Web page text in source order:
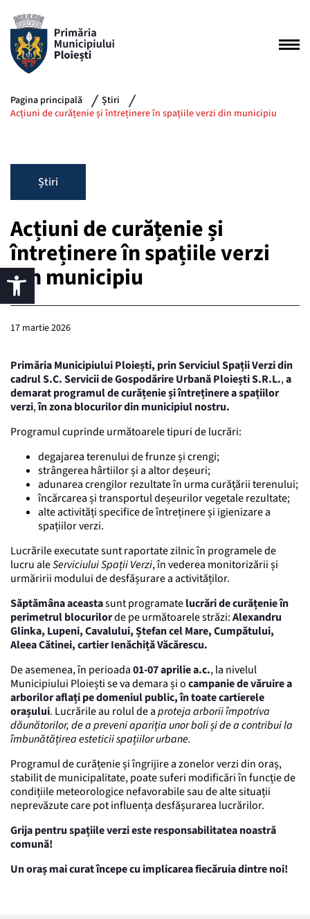
Pagina principală
Știri
Acțiuni de curățenie și întreținere în spațiile verzi din municipiu
Știri
Acțiuni de curățenie și
întreținere în spațiile verzi
din municipiu
17 martie 2026
Primăria Municipiului Ploiești, prin Serviciul Spații Verzi din
cadrul S.C. Servicii de Gospodărire Urbană Ploiești S.R.L.,a
demaratprogramul de curățenie și întreținere a spațiilor
verzi,în zona blocurilor din municipiul nostru.
Programul cuprinde următoarele tipuri de lucrări:
degajarea terenului de frunze și crengi;
strângerea hârtiilor și a altor deșeuri;
adunarea crengilor rezultate în urma curățării terenului;
încărcarea și transportul deșeurilor vegetale rezultate;
alte activități specifice de întreținere și igienizare a
spațiilor verzi.
Lucrările executate sunt raportate zilnic în programele de
lucru aleServiciului Spații Verzi, în vederea monitorizării și
urmăririi modului de desfășurare a activităților.
Săptămâna aceastasunt programatelucrări de curățenie în
perimetrul blocurilorde pe următoarele străzi:Alexandru
Glinka, Lupeni, Cavalului, Ștefan cel Mare, Cumpătului,
Aleea Cătinei, cartier Ienăchiță Văcărescu.
De asemenea, în perioada01-07 aprilie a.c., la nivelul
Municipiului Ploiești se va demara și ocampanie de văruire a
arborilor aflați pe domeniul public, în toate cartierele
orașului. Lucrările au rolul de aproteja arborii împotriva
dăunătorilor, de a preveni apariția unor boli și de a contribui la
îmbunătățirea esteticii spațiilor urbane.
Programul de curățenie și îngrijire a zonelor verzi din oraș,
stabilit de municipalitate, poate suferi modificări în funcție de
condițiile meteorologice nefavorabile sau de alte situații
neprevăzute care pot influența desfășurarea lucrărilor.
Grija pentru spațiile verzi este responsabilitatea noastră
comună!
Un oraș mai curat începe cu implicarea fiecăruia dintre noi!